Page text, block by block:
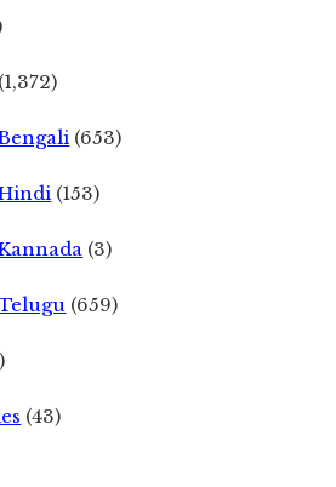
(1,372)
(653)
(153)
(3)
(659)
(43)